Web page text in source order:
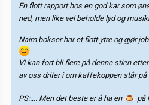
En flott rapport hos en god kar som
ned, men like vel beholde lyd og
Naim bokser har et flott ytre og gjør
Vi kan fort bli flere på denne stien
av oss driter i om kaffekoppen står på
PS:…. Men det beste er å ha en på